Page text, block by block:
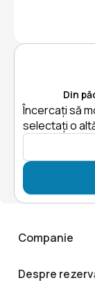
Din
Încercați să
selectați o
Companie
Despre